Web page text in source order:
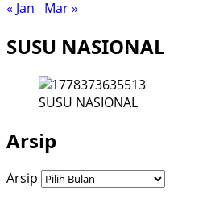
« Jan
Mar »
SUSU NASIONAL
SUSU NASIONAL
Arsip
Arsip